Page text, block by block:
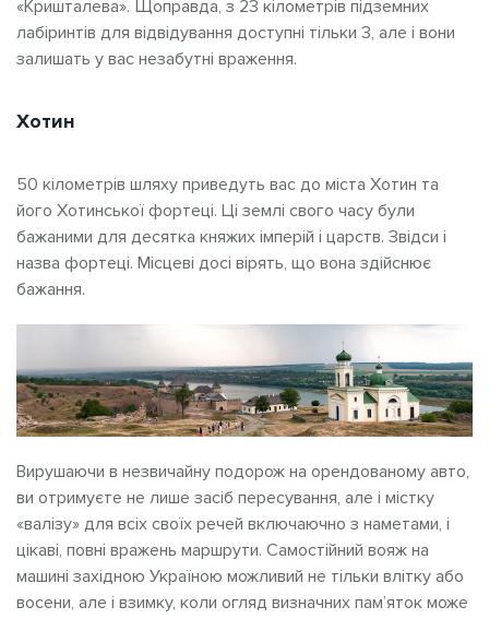
«Кришталева». Щоправда, з 23 кілометрів підземних
лабіринтів для відвідування доступні тільки 3, але і вони
залишать у вас незабутні враження.
Хотин
50 кілометрів шляху приведуть вас до міста Хотин та
його Хотинської фортеці. Ці землі свого часу були
бажаними для десятка княжих імперій і царств. Звідси і
назва фортеці. Місцеві досі вірять, що вона здійснює
бажання.
Вирушаючи в незвичайну подорож на орендованому авто,
ви отримуєте не лише засіб пересування, але і містку
«валізу» для всіх своїх речей включаючно з наметами, і
цікаві, повні вражень маршрути. Самостійний вояж на
машині західною Україною можливий не тільки влітку або
восени, але і взимку, коли огляд визначних пам’яток може